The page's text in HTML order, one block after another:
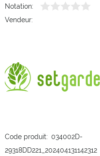
Notation:
Vendeur:
Code produit: 034002D-
29318DD221_202404131142312